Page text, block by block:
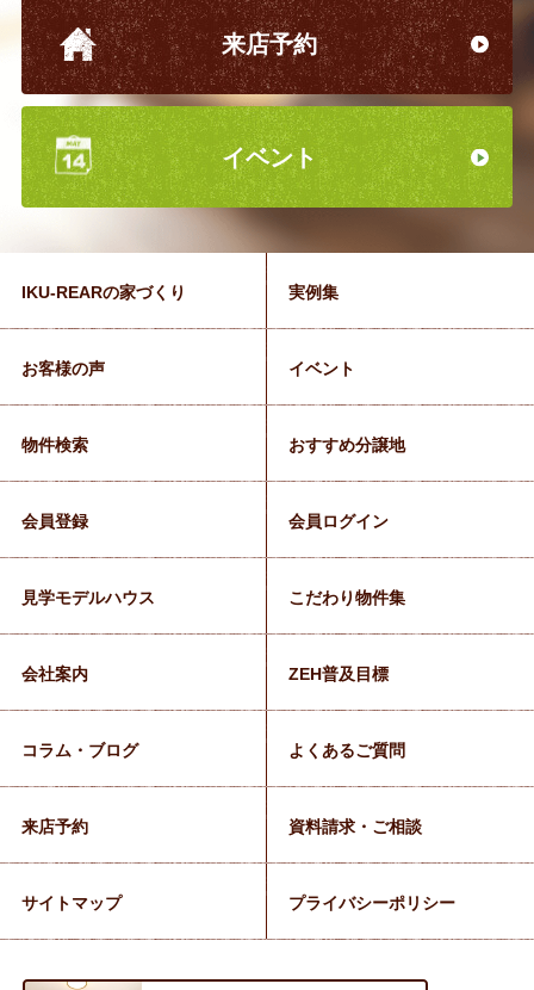
来店予約
イベント
IKU-REARの家づくり 実例集
お客様の声 イベント
物件検索 おすすめ分譲地
会員登録 会員ログイン
見学モデルハウス こだわり物件集
会社案内 ZEH普及目標
コラム・ブログ よくあるご質問
来店予約 資料請求・ご相談
サイトマップ プライバシーポリシー